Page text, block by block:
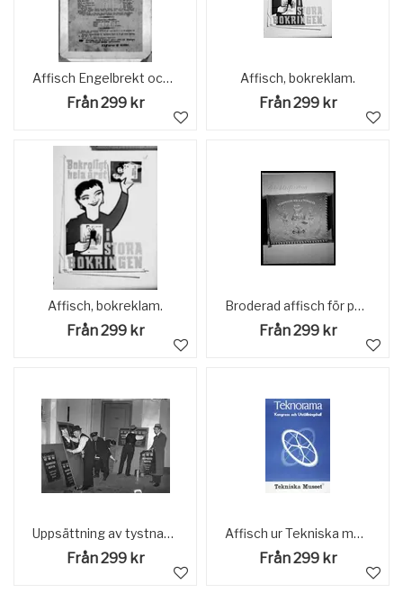
Affisch Engelbrekt och hans dalkarlar 1861. Västerås Teater. Västerås.
Från 299 kr
Affisch, bokreklam.
Från 299 kr
Affisch, bokreklam.
Från 299 kr
Broderad affisch för personalen vid Statens Järnvägar, SJ Verkstad Malmö 1888.
Från 299 kr
Uppsättning av tystnadspliktsaffischer Text på affisch "Allvarstid Kräver, Samhällsanda, Vaksamhet, Tystnad" Januari 1940
Från 299 kr
Affisch ur Tekniska museets samlingar. Reklam för utställningen "Teknorama, kongress och utställningshall" på Tekniska museet.
Från 299 kr